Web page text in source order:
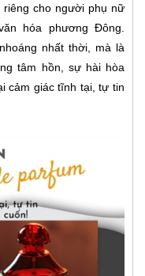
cho người phụ nữ
hóa phương Đông.
nhất thời, mà là
tâm hồn, sự hài hòa
cảm giác tĩnh tại, tự tin